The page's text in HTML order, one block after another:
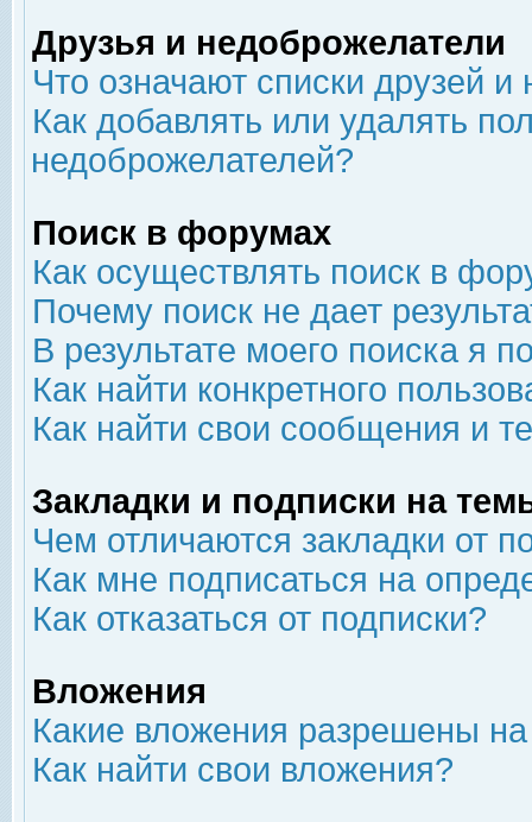
Друзья и недоброжелатели
Что означают списки друзей
Как добавлять или удалять
недоброжелателей?
Поиск в форумах
Как осуществлять поиск в
Почему поиск не дает
В результате моего поиска я
Как найти конкретного
Как найти свои сообщения и
Закладки и подписки на
Чем отличаются закладки от
Как мне подписаться на
Как отказаться от подписки?
Вложения
Какие вложения разрешены
Как найти свои вложения?